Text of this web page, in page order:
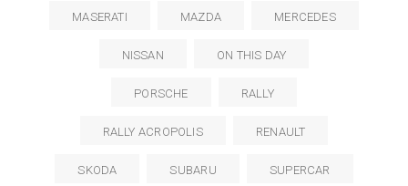
MASERATI MAZDA MERCEDES
NISSAN ON THIS DAY
PORSCHE RALLY
RALLY ACROPOLIS RENAULT
SKODA SUBARU SUPERCAR